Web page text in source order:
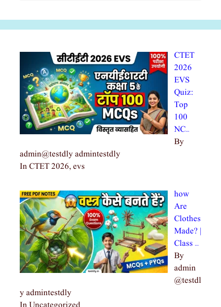
CTET
2026
EVS
Quiz:
Top
100
NC…
By
admin@testdly admintestdly
In CTET 2026, evs
how
Are
Clothes
Made? |
Class …
By
admin
@testdl
y admintestdly